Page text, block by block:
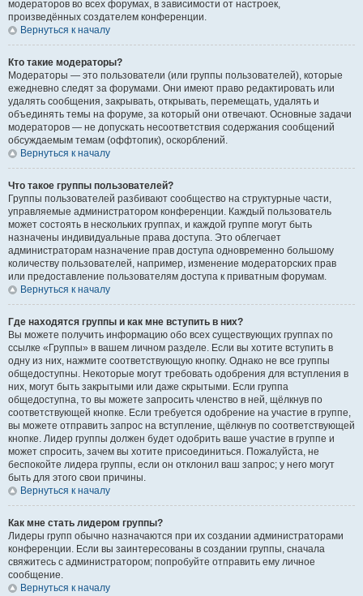
модераторов во всех форумах, в зависимости от настроек,
произведённых создателем конференции.
Вернуться к началу
Кто такие модераторы?
Модераторы — это пользователи (или группы пользователей), которые
ежедневно следят за форумами. Они имеют право редактировать или
удалять сообщения, закрывать, открывать, перемещать, удалять и
объединять темы на форуме, за который они отвечают. Основные задачи
модераторов — не допускать несоответствия содержания сообщений
обсуждаемым темам (оффтопик), оскорблений.
Вернуться к началу
Что такое группы пользователей?
Группы пользователей разбивают сообщество на структурные части,
управляемые администратором конференции. Каждый пользователь
может состоять в нескольких группах, и каждой группе могут быть
назначены индивидуальные права доступа. Это облегчает
администраторам назначение прав доступа одновременно большому
количеству пользователей, например, изменение модераторских прав
или предоставление пользователям доступа к приватным форумам.
Вернуться к началу
Где находятся группы и как мне вступить в них?
Вы можете получить информацию обо всех существующих группах по
ссылке «Группы» в вашем личном разделе. Если вы хотите вступить в
одну из них, нажмите соответствующую кнопку. Однако не все группы
общедоступны. Некоторые могут требовать одобрения для вступления в
них, могут быть закрытыми или даже скрытыми. Если группа
общедоступна, то вы можете запросить членство в ней, щёлкнув по
соответствующей кнопке. Если требуется одобрение на участие в группе,
вы можете отправить запрос на вступление, щёлкнув по соответствующей
кнопке. Лидер группы должен будет одобрить ваше участие в группе и
может спросить, зачем вы хотите присоединиться. Пожалуйста, не
беспокойте лидера группы, если он отклонил ваш запрос; у него могут
быть для этого свои причины.
Вернуться к началу
Как мне стать лидером группы?
Лидеры групп обычно назначаются при их создании администраторами
конференции. Если вы заинтересованы в создании группы, сначала
свяжитесь с администратором; попробуйте отправить ему личное
сообщение.
Вернуться к началу